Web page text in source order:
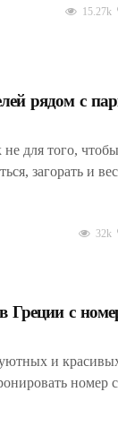
15.27k
рядом с
для того,
загорать и
32k
Греции с
и
номер